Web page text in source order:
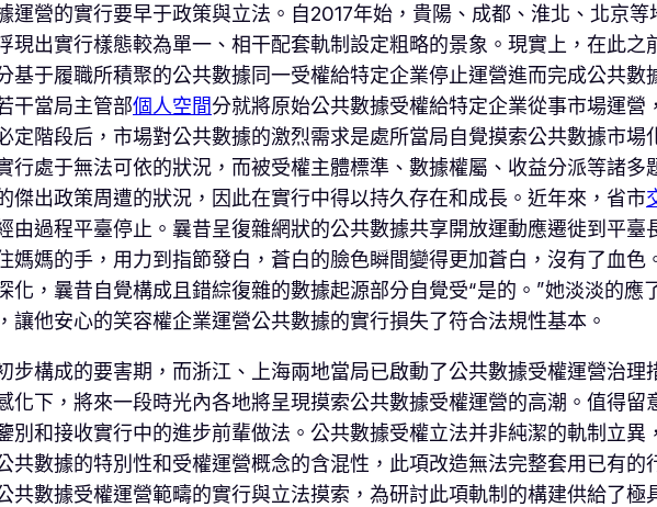
運營的實行要早于政策與立法。自2017年始，貴陽、成都、淮北、北京
現出實行樣態較為單一、相干配套軌制設定粗略的景象。現實上，在此
基于履職所積聚的公共數據同一受權給特定企業停止運營進而完成公共
干當局主管部個人空間分就將原始公共數據受權給特定企業從事市場運
定階段后，市場對公共數據的激烈需求是處所當局自覺摸索公共數據市場
行處于無法可依的狀況，而被受權主體標準、數據權屬、收益分派等諸
傑出政策周遭的狀況，因此在實行中得以持久存在和成長。近年來，省市
由過程平臺停止。曩昔呈復雜網狀的公共數據共享開放運動應遷徙到平臺
媽媽的手，用力到指節發白，蒼白的臉色瞬間變得更加蒼白，沒有了血
化，曩昔自覺構成且錯綜復雜的數據起源部分自覺受“是的。”她淡淡的
讓他安心的笑容權企業運營公共數據的實行損失了符合法規性基本。
步構成的要害期，而浙江、上海兩地當局已啟動了公共數據受權運營治
化下，將來一段時光內各地將呈現摸索公共數據受權運營的高潮。值得
別和接收實行中的進步前輩做法。公共數據受權立法并非純潔的軌制立
共數據的特別性和受權運營概念的含混性，此項改造無法完整套用已有
共數據受權運營範疇的實行與立法摸索，為研討此項軌制的構建供給了